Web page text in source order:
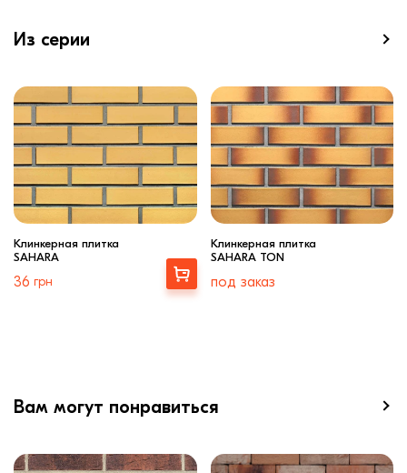
Из серии
Клинкерная плитка
SAHARA
36 грн
Выбрать
Клинкерная плитка
SAHARA TON
под заказ
Вам могут понравиться